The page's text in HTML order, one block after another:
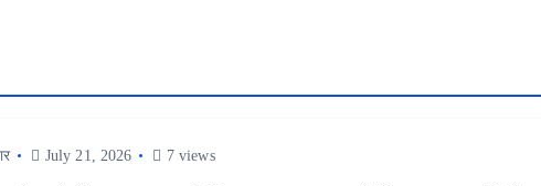
July 21, 2026 7 views